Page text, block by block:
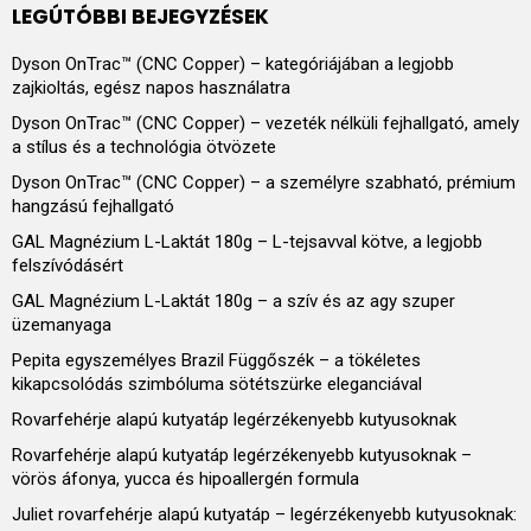
LEGÚTÓBBI BEJEGYZÉSEK
Dyson OnTrac™ (CNC Copper) – kategóriájában a legjobb
zajkioltás, egész napos használatra
Dyson OnTrac™ (CNC Copper) – vezeték nélküli fejhallgató, amely
a stílus és a technológia ötvözete
Dyson OnTrac™ (CNC Copper) – a személyre szabható, prémium
hangzású fejhallgató
GAL Magnézium L-Laktát 180g – L-tejsavval kötve, a legjobb
felszívódásért
GAL Magnézium L-Laktát 180g – a szív és az agy szuper
üzemanyaga
Pepita egyszemélyes Brazil Függőszék – a tökéletes
kikapcsolódás szimbóluma sötétszürke eleganciával
Rovarfehérje alapú kutyatáp legérzékenyebb kutyusoknak
Rovarfehérje alapú kutyatáp legérzékenyebb kutyusoknak –
vörös áfonya, yucca és hipoallergén formula
Juliet rovarfehérje alapú kutyatáp – legérzékenyebb kutyusoknak: